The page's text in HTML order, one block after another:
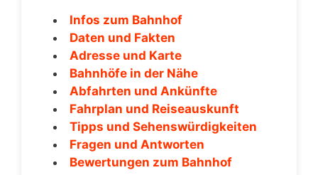
Infos zum Bahnhof
Daten und Fakten
Adresse und Karte
Bahnhöfe in der Nähe
Abfahrten und Ankünfte
Fahrplan und Reiseauskunft
Tipps und Sehenswürdigkeiten
Fragen und Antworten
Bewertungen zum Bahnhof